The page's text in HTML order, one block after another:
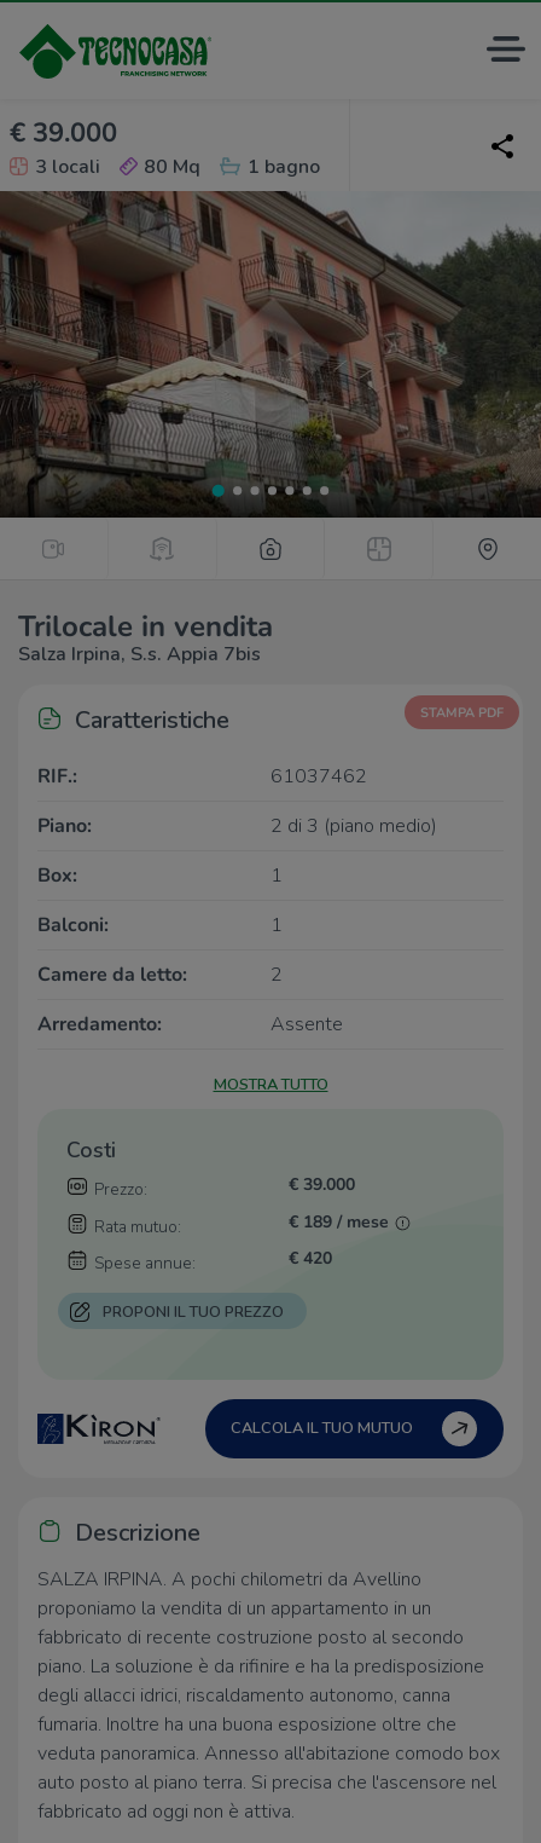
€ 39.000
3 locali 80 Mq 1 bagno
Trilocale in vendita
Salza Irpina, S.s. Appia 7bis
Caratteristiche STAMPA PDF
RIF.:
61037462
Piano:
2 di 3 (piano medio)
Box:
1
Balconi:
1
Camere da letto:
2
Arredamento:
Assente
MOSTRA TUTTO
Costi
Prezzo:
€ 39.000
Rata mutuo:
€ 189 / mese
Spese annue:
€ 420
PROPONI IL TUO PREZZO
CALCOLA IL TUO MUTUO
Descrizione
SALZA IRPINA. A pochi chilometri da Avellino
proponiamo la vendita di un appartamento in un
fabbricato di recente costruzione posto al secondo
piano. La soluzione è da rifinire e ha la predisposizione
degli allacci idrici, riscaldamento autonomo, canna
fumaria. Inoltre ha una buona esposizione oltre che
veduta panoramica. Annesso all'abitazione comodo box
auto posto al piano terra. Si precisa che l'ascensore nel
fabbricato ad oggi non è attiva.